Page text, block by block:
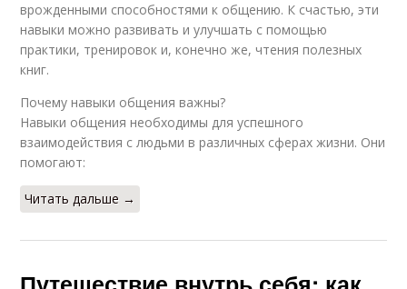
врожденными способностями к общению. К счастью, эти
навыки можно развивать и улучшать с помощью
практики, тренировок и, конечно же, чтения полезных
книг.
Почему навыки общения важны?
Навыки общения необходимы для успешного
взаимодействия с людьми в различных сферах жизни. Они
помогают:
Читать дальше →